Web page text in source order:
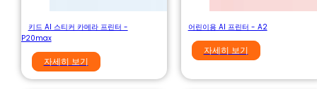
키드 AI 스티커 카메라 프린터 -
P20max
자세히 보기
어린이용 AI 프린터 - A2
자세히 보기